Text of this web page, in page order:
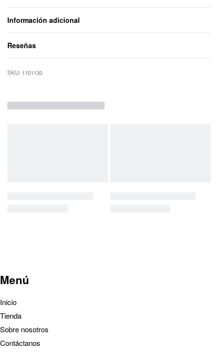
Información adicional
Reseñas
1101130
Menú
Inicio
Tienda
Sobre nosotros
Contáctanos